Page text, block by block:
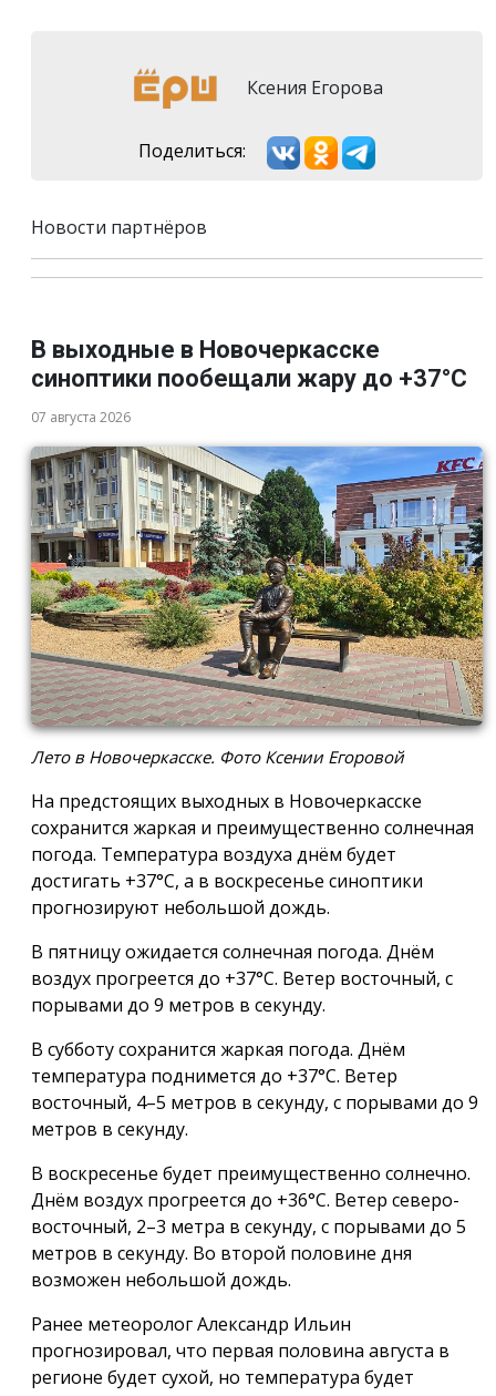
Ксения Егорова
Поделиться:
Новости партнёров
В выходные в Новочеркасске
синоптики пообещали жару до +37°C
07 августа 2026
Лето в Новочеркасске. Фото Ксении Егоровой
На предстоящих выходных в Новочеркасске
сохранится жаркая и преимущественно солнечная
погода. Температура воздуха днём будет
достигать +37°C, а в воскресенье синоптики
прогнозируют небольшой дождь.
В пятницу ожидается солнечная погода. Днём
воздух прогреется до +37°C. Ветер восточный, с
порывами до 9 метров в секунду.
В субботу сохранится жаркая погода. Днём
температура поднимется до +37°C. Ветер
восточный, 4–5 метров в секунду, с порывами до 9
метров в секунду.
В воскресенье будет преимущественно солнечно.
Днём воздух прогреется до +36°C. Ветер северо-
восточный, 2–3 метра в секунду, с порывами до 5
метров в секунду. Во второй половине дня
возможен небольшой дождь.
Ранее метеоролог Александр Ильин
прогнозировал, что первая половина августа в
регионе будет сухой, но температура будет